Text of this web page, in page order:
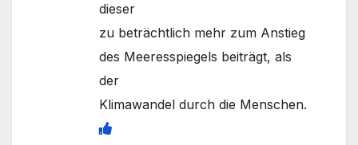
dieser
zu beträchtlich mehr zum Anstieg
des Meeresspiegels beiträgt, als
der
Klimawandel durch die Menschen.